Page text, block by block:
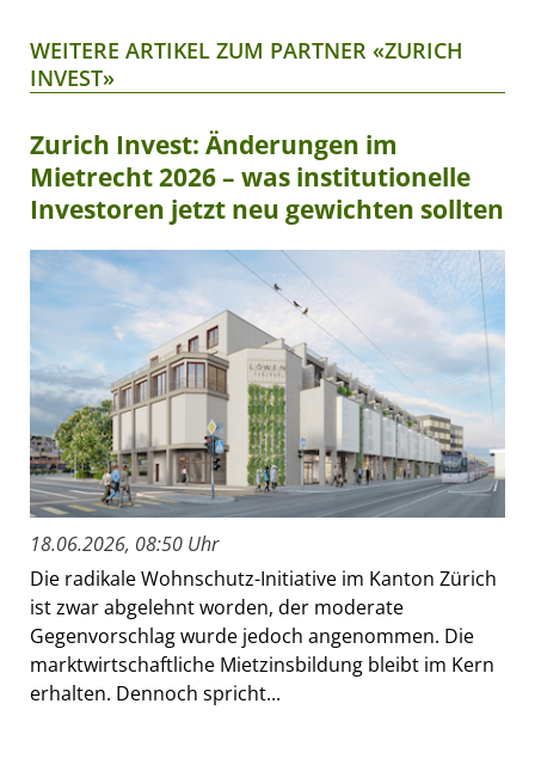
WEITERE ARTIKEL ZUM PARTNER «ZURICH
INVEST»
Zurich Invest: Änderungen im
Mietrecht 2026 – was institutionelle
Investoren jetzt neu gewichten sollten
18.06.2026, 08:50 Uhr
Die radikale Wohnschutz-Initiative im Kanton Zürich
ist zwar abgelehnt worden, der moderate
Gegenvorschlag wurde jedoch angenommen. Die
marktwirtschaftliche Mietzinsbildung bleibt im Kern
erhalten. Dennoch spricht...